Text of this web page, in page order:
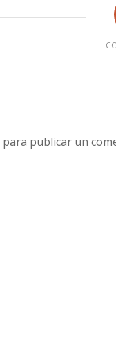
para publicar un